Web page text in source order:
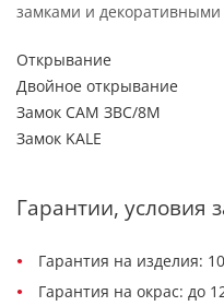
замками и декоративными
Открывание
Двойное открывание
Замок САМ ЗВС/8М
Замок KALE
Гарантии, условия
Гарантия на изделия:
Гарантия на окрас: до